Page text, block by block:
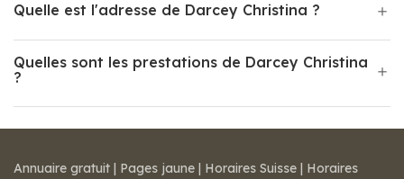
Quelle est l'adresse de Darcey Christina ?
Quelles sont les prestations de Darcey Christina
?
Annuaire gratuit | Pages jaune | Horaires Suisse | Horaires